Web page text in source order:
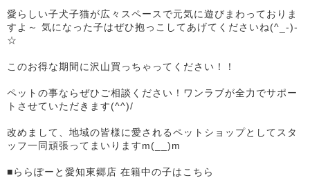
愛らしい子犬子猫が広々スペースで元気に遊びまわっておりま
すよ～ 気になった子はぜひ抱っこしてあげてくださいね(^_-)-
☆
このお得な期間に沢山買っちゃってください！！
ペットの事ならぜひご相談ください！ワンラブが全力でサポー
トさせていただきます(^^)/
改めまして、地域の皆様に愛されるペットショップとしてスタ
ッフ一同頑張ってまいりますm(__)m
■ららぽーと愛知東郷店 在籍中の子はこちら